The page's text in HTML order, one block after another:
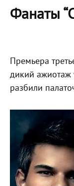
Фанаты
Премьера
дикий ажиотаж
разбили